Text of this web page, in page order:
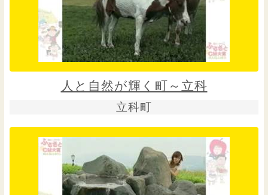
人と自然が輝く町～立科
立科町